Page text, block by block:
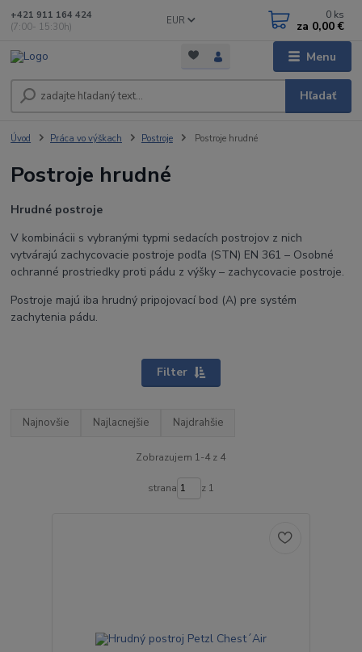
Menu
EUR
Hľadať
+421 911 164 424
(7:00- 15:30h)
0 ks
za 0,00 €
Úvod Práca vo výškach Postroje Postroje hrudné
Postroje hrudné
Hrudné postroje
V kombinácii s vybranými typmi sedacích postrojov z nich
vytvárajú zachycovacie postroje podľa (STN) EN 361 – Osobné
ochranné prostriedky proti pádu z výšky – zachycovacie postroje.
Postroje majú iba hrudný pripojovací bod (A) pre systém
zachytenia pádu.
Filter
Najnovšie Najlacnejšie Najdrahšie
Zobrazujem 1-4 z 4
strana z 1